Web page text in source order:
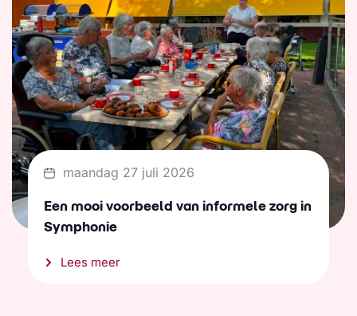
maandag 27 juli 2026
Een mooi voorbeeld van informele zorg in
Symphonie
Lees meer